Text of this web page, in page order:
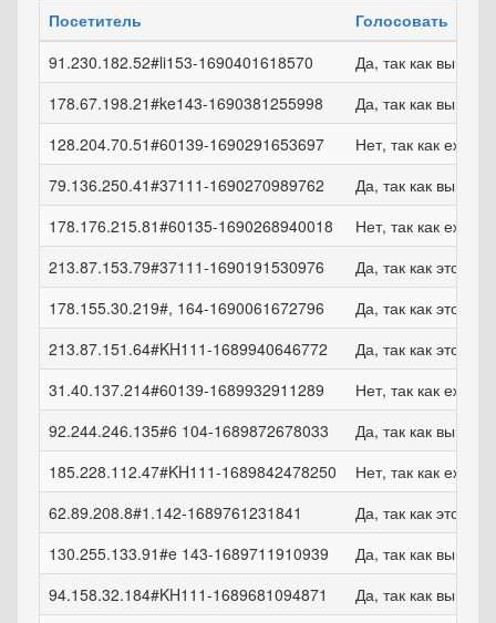
Посетитель
Голосовать
91.230.182.52#li153-1690401618570
Да, так как
178.67.198.21#ke143-1690381255998
Да, так как
128.204.70.51#60139-1690291653697
Нет, так как
79.136.250.41#37111-1690270989762
Да, так как
178.176.215.81#60135-1690268940018
Нет, так как
213.87.153.79#37111-1690191530976
Да, так как это
178.155.30.219#, 164-1690061672796
Да, так как это
213.87.151.64#KH111-1689940646772
Да, так как это
31.40.137.214#60139-1689932911289
Нет, так как
92.244.246.135#6 104-1689872678033
Да, так как
185.228.112.47#KH111-1689842478250
Нет, так как
62.89.208.8#1.142-1689761231841
Да, так как это
130.255.133.91#e 143-1689711910939
Да, так как
94.158.32.184#KH111-1689681094871
Да, так как